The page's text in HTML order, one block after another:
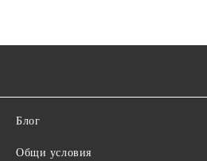
Блог
Общи условия